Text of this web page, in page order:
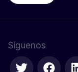
Síguenos